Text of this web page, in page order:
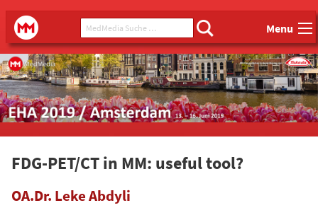
Main menu
MedMedia MedMedia Suche ... Menu
FDG-PET/CT in MM: useful tool?
OA.Dr. Leke Abdyli